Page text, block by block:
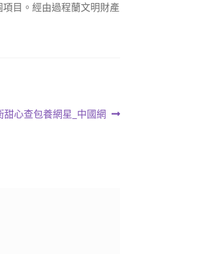
目。經由過程蘭文明財產
心查包養網星_中國網